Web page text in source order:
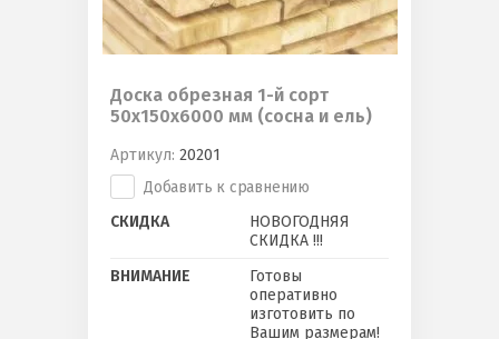
Доска обрезная 1-й сорт
50х150х6000 мм (сосна и ель)
Артикул: 20201
Добавить к сравнению
СКИДКА
НОВОГОДНЯЯ
СКИДКА !!!
ВНИМАНИЕ
Готовы
оперативно
изготовить по
Вашим размерам!